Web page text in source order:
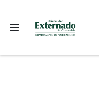
COEDICIONES